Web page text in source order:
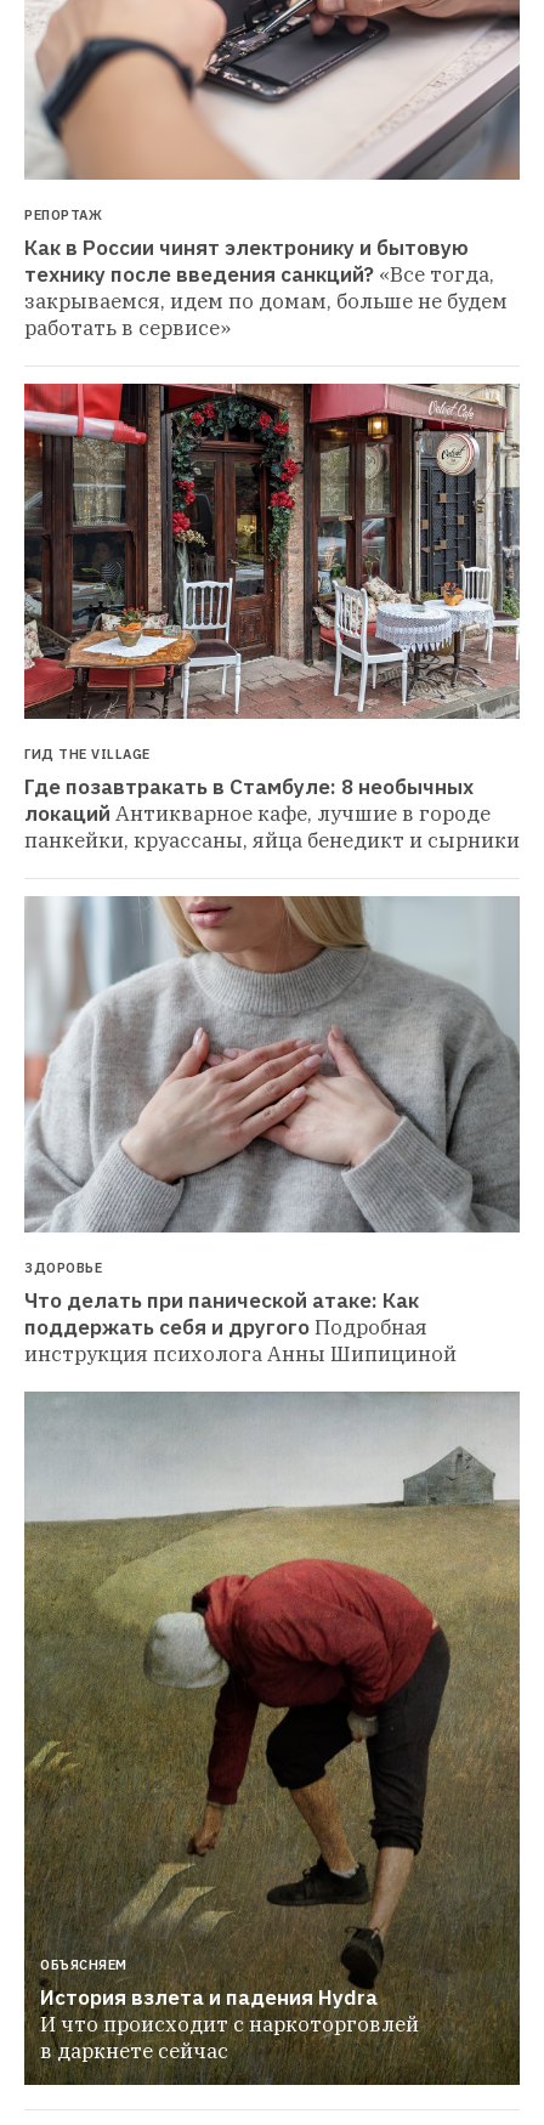
РЕПОРТАЖ
Как в России чинят электронику и бытовую
технику после введения санкций? «Все тогда,
закрываемся, идем по домам, больше не будем
работать в сервисе»
ГИД THE VILLAGE
Где позавтракать в Стамбуле: 8 необычных
локаций Антикварное кафе, лучшие в городе
панкейки, круассаны, яйца бенедикт и сырники
ЗДОРОВЬЕ
Что делать при панической атаке: Как
поддержать себя и другогоПодробная
инструкция психолога Анны Шипициной
ОБЪЯСНЯЕМ
История взлета и падения Hydra
И что происходит с наркоторговлей
в даркнете сейчас